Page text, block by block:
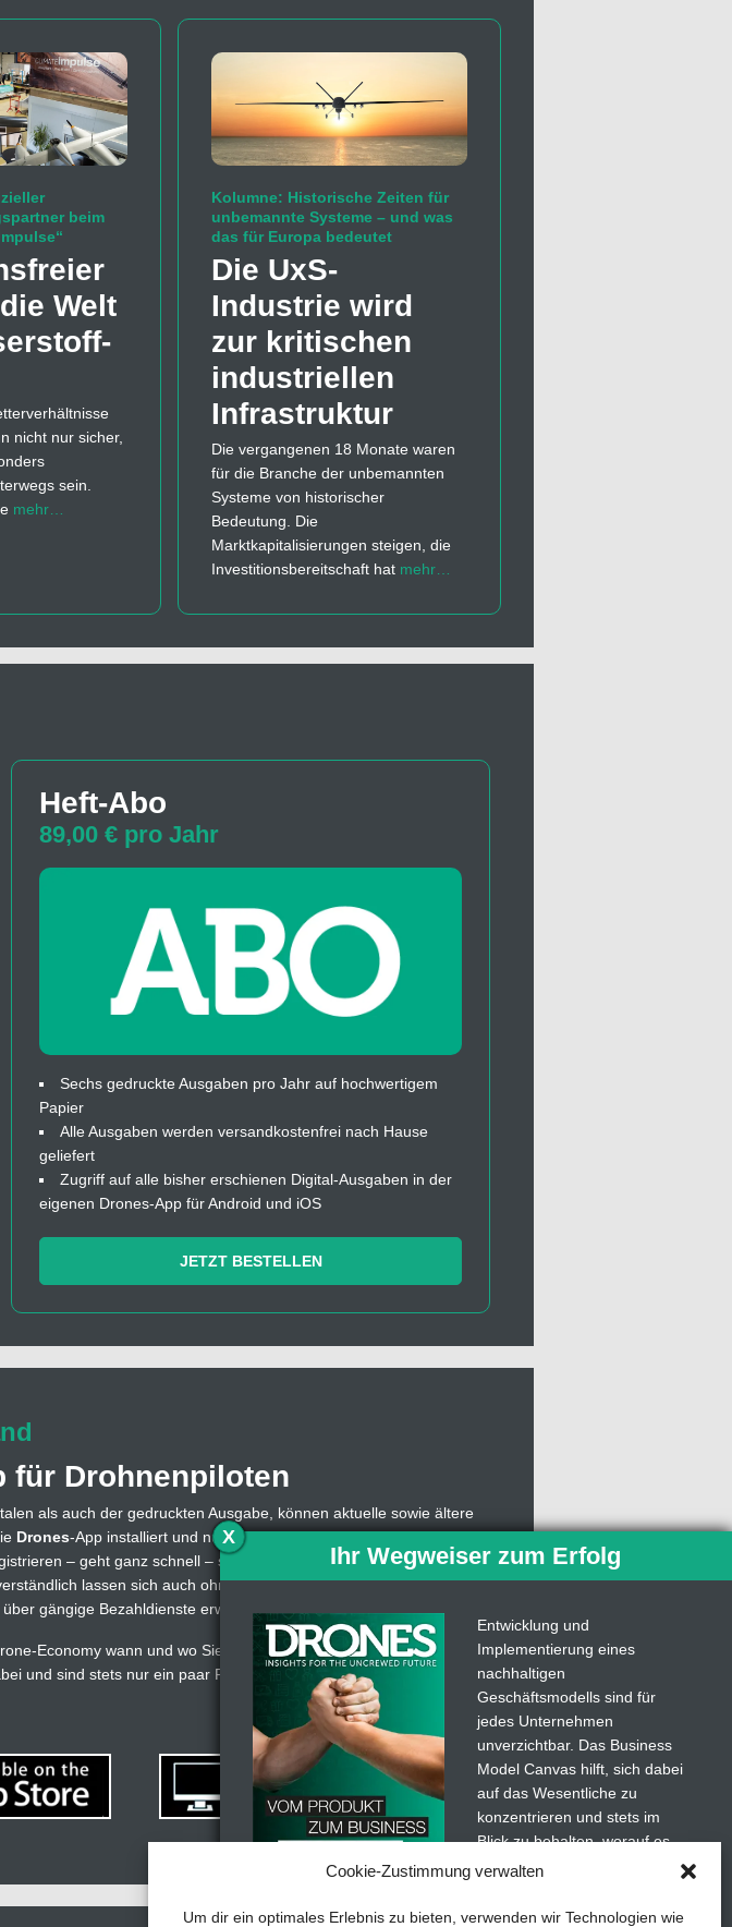
Cookie-Zustimmung verwalten
Um dir ein optimales Erlebnis zu bieten, verwenden wir Technologien wie
beim
Welt
nicht nur sicher,
sein.
mehr…
Kolumne: Historische Zeiten für
unbemannte Systeme – und was
das für Europa bedeutet
Die UxS-
Industrie wird
zur kritischen
industriellen
Infrastruktur
Die vergangenen 18 Monate waren
für die Branche der unbemannten
Systeme von historischer
Bedeutung. Die
Marktkapitalisierungen steigen, die
Investitionsbereitschaft hat mehr…
Heft-Abo
89,00 € pro Jahr
Sechs gedruckte Ausgaben pro Jahr auf hochwertigem
Papier
Alle Ausgaben werden versandkostenfrei nach Hause
geliefert
Zugriff auf alle bisher erschienen Digital-Ausgaben in der
eigenen Drones-App für Android und iOS
JETZT BESTELLEN
für Drohnenpiloten
als auch der gedruckten Ausgabe, können aktuelle sowie ältere
Drones-App installiert und nutzt, muss sich dazu lediglich mit einer
– geht ganz schnell – sowie die Abonummer eingeben,
lassen sich auch ohne Abo weiterhin Einzelausgaben des
gängige Bezahldienste erwerben.
Economy wann und wo Sie wollen. Mit derDrones -App für
und sind stets nur ein paar Fingertipps von der unbemannten
X
Ihr Wegweiser zum Erfolg
Entwicklung und
Implementierung eines
nachhaltigen
Geschäftsmodells sind für
jedes Unternehmen
unverzichtbar. Das Business
Model Canvas hilft, sich dabei
auf das Wesentliche zu
konzentrieren und stets im
Blick zu behalten, worauf es
wirklich ankommt.
Abonnieren Sie unseren